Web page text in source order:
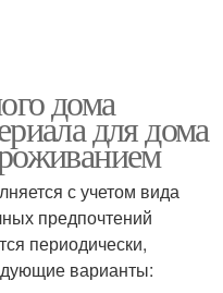
дома
для дома
с учетом вида
предпочтений
периодически,
варианты: